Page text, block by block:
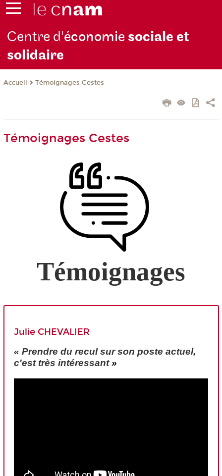
Centre d'économie sociale et
solidaire
Accueil Témoignages Cestes
Témoignages Cestes
Témoignages
Julie CHEVALIER
« Prendre du recul sur son poste actuel,
c'est très intéressant»